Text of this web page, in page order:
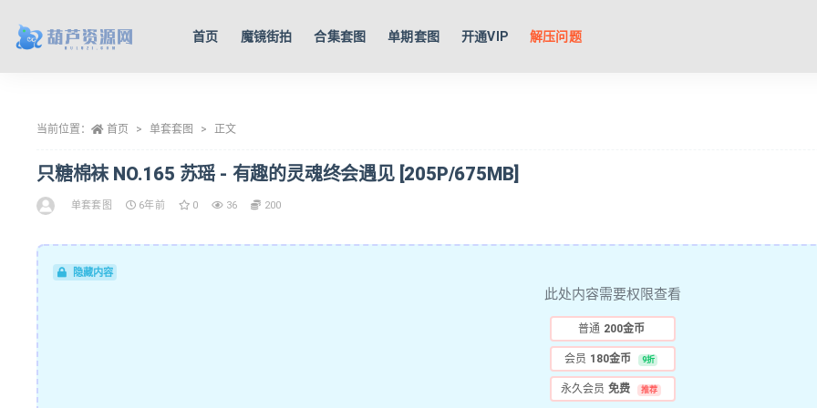
首页 魔镜街拍 合集套图 单期套图 开通VIP 解压问题
当前位置： 首页 单套套图 正文
只糖棉袜 NO.165 苏瑶 - 有趣的灵魂终会遇见 [205P/675MB]
单套套图 6年前 0 36 200
隐藏内容
此处内容需要权限查看
普通 200金币
会员 180金币 9折
永久会员 免费 推荐
全部